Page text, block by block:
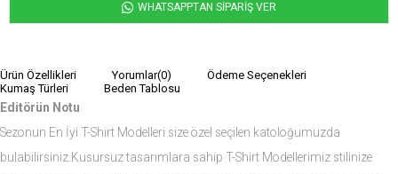
WHATSAPPTAN SİPARİŞ VER
Ürün Özellikleri Yorumlar(0)
Ödeme Seçenekleri
Kumaş Türleri
Beden Tablosu
Editörün Notu
Sezonun En İyi T-Shirt Modelleri size özel seçilen katoloğumuzda
bulabilirsiniz.Kusursuz tasarımlara sahip T-Shirt Modellerimiz stilinize